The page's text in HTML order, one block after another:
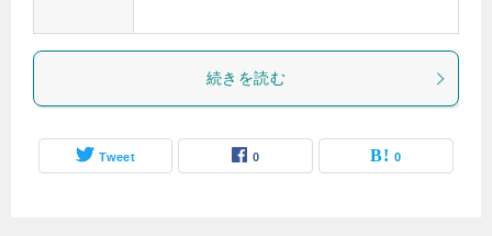
続きを読む
Tweet 0 0